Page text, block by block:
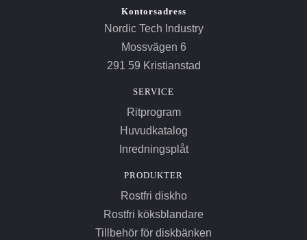
Kontorsadress
Nordic Tech Industry
Mossvägen 6
291 59 Kristianstad
SERVICE
Ritprogram
Huvudkatalog
Inredningsplåt
PRODUKTER
Rostfri diskho
Rostfri köksblandare
Tillbehör för diskbänken